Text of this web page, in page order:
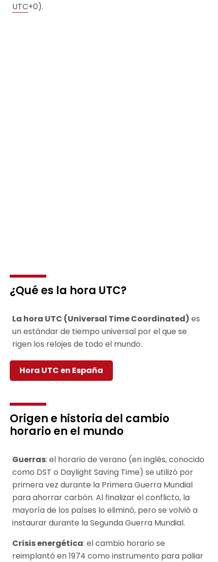
UTC+0).
¿Qué es la hora UTC?
La hora UTC (Universal Time Coordinated) es
un estándar de tiempo universal por el que se
rigen los relojes de todo el mundo.
Hora UTC en España
Origen e historia del cambio
horario en el mundo
Guerras: el horario de verano (en inglés, conocido
como DST o Daylight Saving Time) se utilizó por
primera vez durante la Primera Guerra Mundial
para ahorrar carbón. Al finalizar el conflicto, la
mayoría de los países lo eliminó, pero se volvió a
instaurar durante la Segunda Guerra Mundial.
Crisis energética: el cambio horario se
reimplantó en 1974 como instrumento para paliar